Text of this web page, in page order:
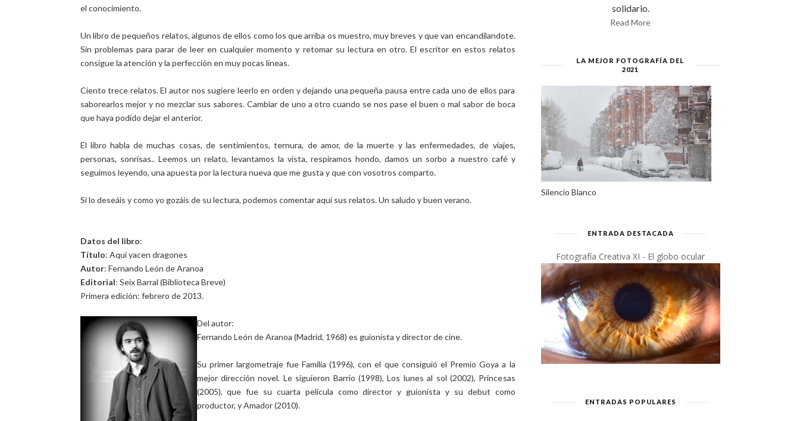
el conocimiento.
Un libro de pequeños relatos, algunos de ellos como los que arriba os muestro, muy breves y que van encandilandote.
Sin problemas para parar de leer en cualquier momento y retomar su lectura en otro. El escritor en estos relatos
consigue la atención y la perfección en muy pocas líneas.
Ciento trece relatos. El autor nos sugiere leerlo en orden y dejando una pequeña pausa entre cada uno de ellos para
saborearlos mejor y no mezclar sus sabores. Cambiar de uno a otro cuando se nos pase el buen o mal sabor de boca
que haya podido dejar el anterior.
El libro habla de muchas cosas, de sentimientos, ternura, de amor, de la muerte y las enfermedades, de viajes,
personas, sonrisas.. Leemos un relato, levantamos la vista, respiramos hondo, damos un sorbo a nuestro café y
seguimos leyendo, una apuesta por la lectura nueva que me gusta y que con vosotros comparto.
Si lo deseáis y como yo gozáis de su lectura, podemos comentar aquí sus relatos. Un saludo y buen verano.
Datos del libro:
Título: Aquí yacen dragones
Autor: Fernando León de Aranoa
Editorial: Seix Barral (Biblioteca Breve)
Primera edición: febrero de 2013.
Del autor:
Fernando León de Aranoa (Madrid, 1968) es guionista y director de cine.
Su primer largometraje fue Familia (1996), con el que consiguió el Premio Goya a la
mejor dirección novel. Le siguieron Barrio (1998), Los lunes al sol (2002), Princesas
(2005), que fue su cuarta película como director y guionista y su debut como
productor, y Amador (2010).
solidario.
Read More
LA MEJOR FOTOGRAFÍA DEL
2021
Silencio Blanco
ENTRADA DESTACADA
Fotografía Creativa XI - El globo ocular
ENTRADAS POPULARES